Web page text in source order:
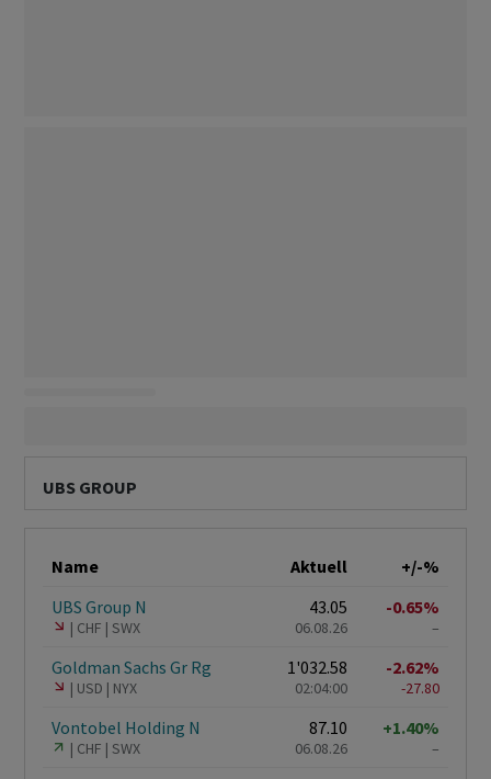
UBS GROUP
Name Aktuell
+/-%
UBS Group N
CHF SWX
43.05
06.08.26
-0.65%
–
Goldman Sachs Gr Rg
USD NYX
1'032.58
02:04:00
-2.62%
-27.80
Vontobel Holding N
CHF SWX
87.10
06.08.26
+1.40%
–